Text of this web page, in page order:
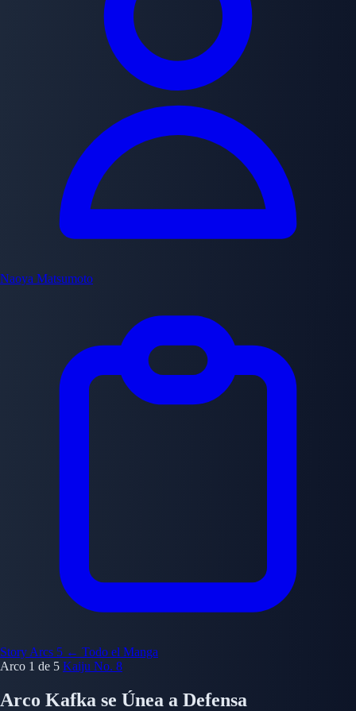
Naoya Matsumoto
Story Arcs 5 ← Todo el Manga
Arco 1 de 5 Kaiju No. 8
Arco Kafka se Únea a Defensa